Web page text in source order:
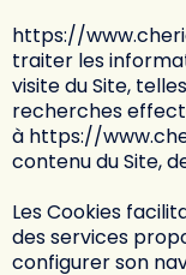
https://
traiter les
visite du Site,
recherches
à https://
contenu du Site,
Les Cookies
des services
configurer son